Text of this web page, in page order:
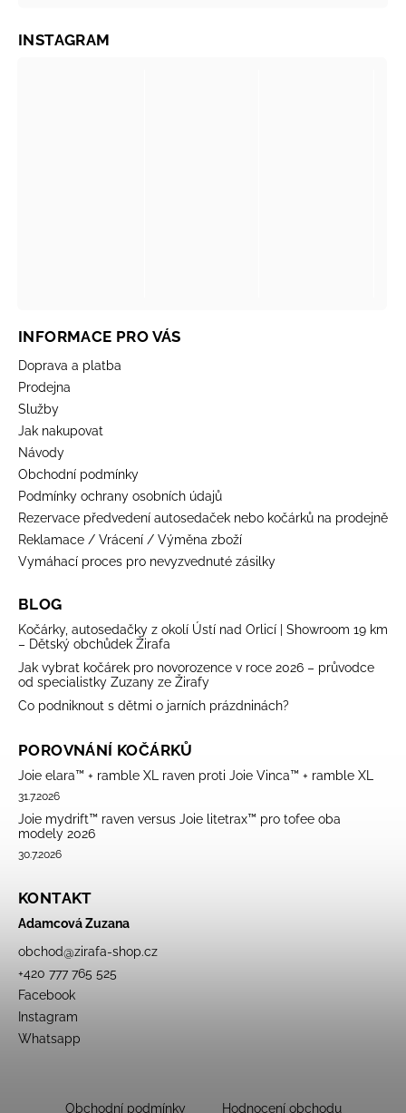
INFORMACE PRO VÁS
Doprava a platba
Prodejna
Služby
Jak nakupovat
Návody
Obchodní podmínky
Podmínky ochrany osobních údajů
Rezervace předvedení autosedaček nebo kočárků na prodejně
Reklamace / Vrácení / Výměna zboží
Vymáhací proces pro nevyzvednuté zásilky
BLOG
Kočárky, autosedačky z okolí Ústí nad Orlicí | Showroom 19 km
– Dětský obchůdek Žirafa
Jak vybrat kočárek pro novorozence v roce 2026 – průvodce
od specialistky Zuzany ze Žirafy
Co podniknout s dětmi o jarních prázdninách?
POROVNÁNÍ KOČÁRKŮ
Joie elara™ + ramble XL raven proti Joie Vinca™ + ramble XL
31.7.2026
Joie mydrift™ raven versus Joie litetrax™ pro tofee oba
modely 2026
30.7.2026
KONTAKT
Adamcová Zuzana
obchod@zirafa-shop.cz
+420 777 765 525
Facebook
Instagram
Whatsapp
INSTAGRAM
Obchodní podmínky Hodnocení obchodu